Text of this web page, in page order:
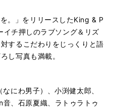
。」をリリースしたKing & P
チ押しのラブソング＆リズ
するこだわりをじっくりと語
し写真も満載。
にわ男子）、小渕健太郎、
、石原夏織、ラトゥラトゥ